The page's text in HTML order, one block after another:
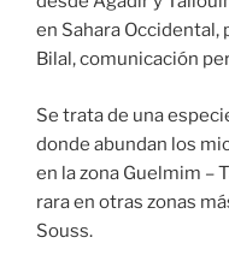
en Sahara Occidental,
Bilal, comunicación
Se trata de una
donde abundan los
en la zona Guelmim –
rara en otras zonas
Souss.